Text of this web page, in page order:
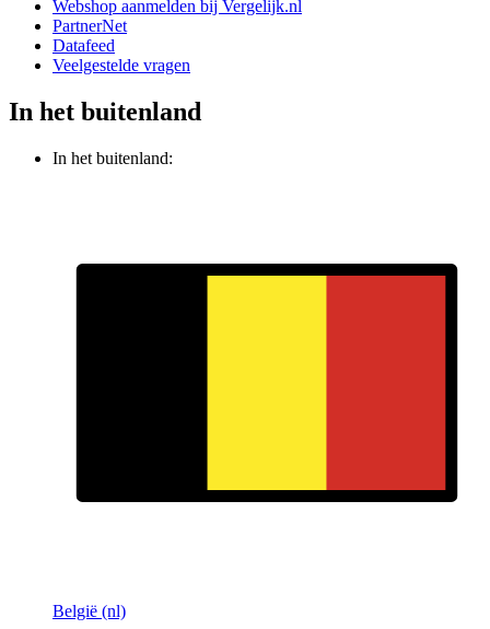
Webshop aanmelden bij Vergelijk.nl
PartnerNet
Datafeed
Veelgestelde vragen
In het buitenland
In het buitenland:
België (nl)